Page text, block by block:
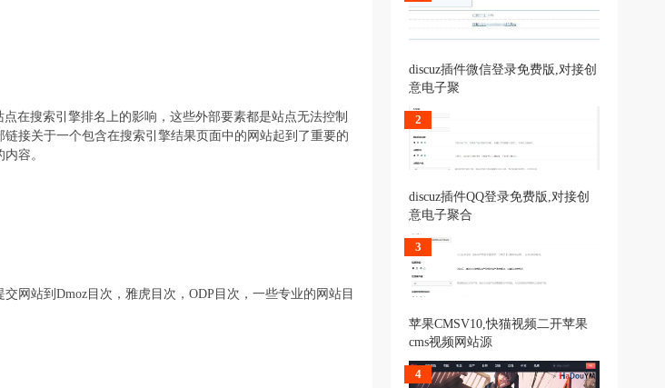
discuz插件微信登录免费版,对接创
意电子聚
2
discuz插件QQ登录免费版,对接创
意电子聚合
3
苹果CMSV10,快猫视频二开苹果
cms视频网站源
4
在搜索引擎排名上的影响，这些外部要素都是站点无法控制
接关于一个包含在搜索引擎结果页面中的网站起到了重要的
容。
网站到Dmoz目次，雅虎目次，ODP目次，一些专业的网站目